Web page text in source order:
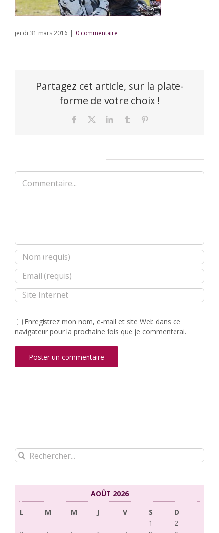
jeudi 31 mars 2016 | 0 commentaire
Partagez cet article, sur la plate-
forme de votre choix !
Facebook LinkedInTumblr
Commentaire
Enregistrez mon nom, e-mail et site Web dans ce
navigateur pour la prochaine fois que je commenterai.
Rechercher:
AOÛT 2026
L
M M J V S
D
1
2